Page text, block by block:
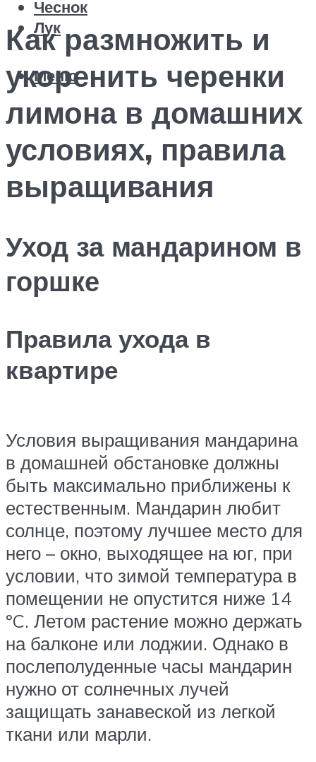
Чеснок
Лук
Меню
Как размножить и
укоренить черенки
лимона в домашних
условиях, правила
выращивания
Уход за мандарином в
горшке
Правила ухода в
квартире
Условия выращивания мандарина
в домашней обстановке должны
быть максимально приближены к
естественным. Мандарин любит
солнце, поэтому лучшее место для
него – окно, выходящее на юг, при
условии, что зимой температура в
помещении не опустится ниже 14
ºC. Летом растение можно держать
на балконе или лоджии. Однако в
послеполуденные часы мандарин
нужно от солнечных лучей
защищать занавеской из легкой
ткани или марли.